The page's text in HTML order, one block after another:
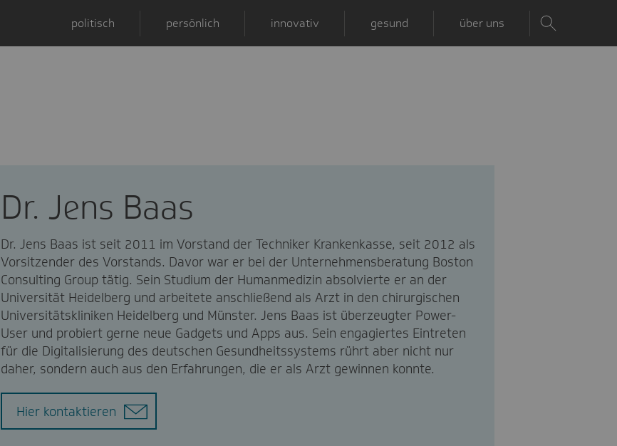
politisch persönlich innovativ gesund über uns
Dr. Jens Baas
Dr. Jens Baas ist seit 2011 im Vorstand der Techniker Krankenkasse, seit 2012 als
Vorsitzender des Vorstands. Davor war er bei der Unternehmensberatung Boston
Consulting Group tätig. Sein Studium der Humanmedizin absolvierte er an der
Universität Heidelberg und arbeitete anschließend als Arzt in den chirurgischen
Universitätskliniken Heidelberg und Münster. Jens Baas ist überzeugter Power-
User und probiert gerne neue Gadgets und Apps aus. Sein engagiertes Eintreten
für die Digitalisierung des deutschen Gesundheitssystems rührt aber nicht nur
daher, sondern auch aus den Erfahrungen, die er als Arzt gewinnen konnte.
Hier kontaktieren